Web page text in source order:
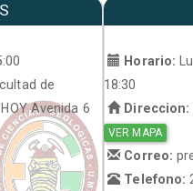
de
Avenida 6
Horario:
18:30
Direccion:
VER MAPA
Correo:
Telefono: